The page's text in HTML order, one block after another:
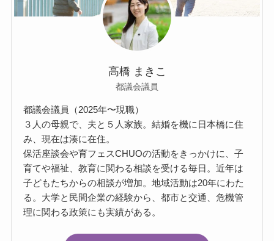
高橋 まきこ
都議会議員
都議会議員（2025年〜現職）
３人の母親で、夫と５人家族。結婚を機に日本橋に住
み、現在は湊に在住。
保活座談会や育フェスCHUOの活動をきっかけに、子
育てや福祉、教育に関わる相談を受ける毎日。近年は
子どもたちからの相談が増加。地域活動は20年にわた
る。大学と民間企業の経験から、都市と交通、危機管
理に関わる政策にも実績がある。